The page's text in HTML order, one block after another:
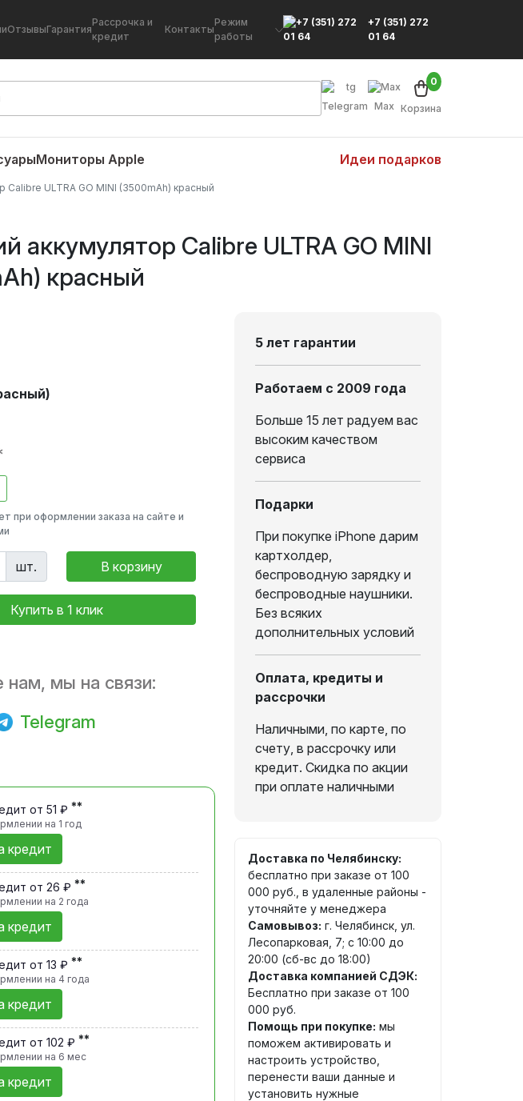
ОтзывыГарантия
Рассрочка и
кредит
Контакты
Режим
работы
+7 (351) 272
01 64
Telegram Max Корзина
0
Мониторы Apple Идеи подарков
Calibre ULTRA GO MINI (3500mAh) красный
аккумулятор Calibre ULTRA GO MINI
красный
при оформлении заказа на сайте и
шт. В корзину
Купить в 1 клик
нам, мы на связи:
Telegram
от 51 ₽ **
на 1 год
кредит
от 26 ₽ **
на 2 года
кредит
от 13 ₽ **
на 4 года
кредит
от 102 ₽ **
на 6 мес
кредит
5 лет гарантии
Работаем с 2009 года
Больше 15 лет радуем вас
высоким качеством
сервиса
Подарки
При покупке iPhone дарим
картхолдер,
беспроводную зарядку и
беспроводные наушники.
Без всяких
дополнительных условий
Оплата, кредиты и
рассрочки
Наличными, по карте, по
счету, в рассрочку или
кредит. Скидка по акции
при оплате наличными
Доставка по Челябинску:
бесплатно при заказе от 100
000 руб., в удаленные районы -
уточняйте у менеджера
Самовывоз: г. Челябинск, ул.
Лесопарковая, 7; с 10:00 до
20:00 (сб-вс до 18:00)
Доставка компанией СДЭК:
Бесплатно при заказе от 100
000 руб.
Помощь при покупке: мы
поможем активировать и
настроить устройство,
перенести ваши данные и
установить нужные